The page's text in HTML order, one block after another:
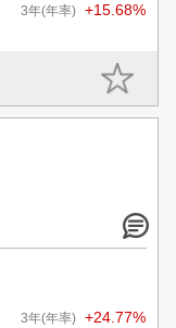
3年(年率) +15.68%
3年(年率) +24.77%